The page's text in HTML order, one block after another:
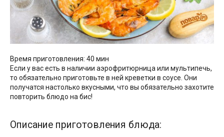
Время приготовления: 40 мин
Если у вас есть в наличии аэрофритюрница или мультипечь,
то обязательно приготовьте в ней креветки в соусе. Они
получатся настолько вкусными, что вы обязательно захотите
повторить блюдо на бис!
Описание приготовления блюда: